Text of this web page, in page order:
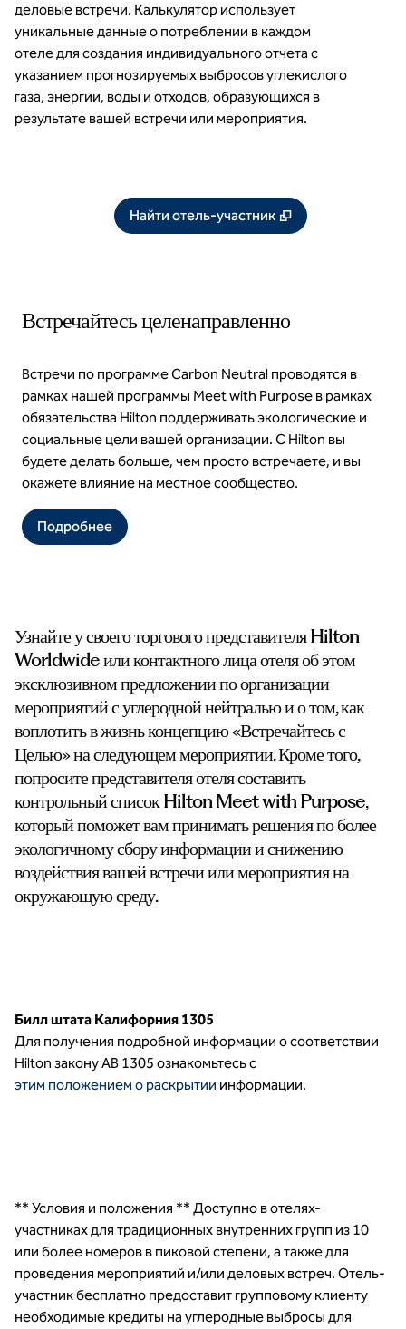
деловые встречи. Калькулятор использует
уникальные данные о потреблении в каждом
отеле для создания индивидуального отчета с
указанием прогнозируемых выбросов углекислого
газа, энергии, воды и отходов, образующихся в
результате вашей встречи или мероприятия.
Найти отель-участник , Открывается в
Встречайтесь целенаправленно
Встречи по программе Carbon Neutral проводятся в
рамках нашей программы Meet with Purpose в рамках
обязательства Hilton поддерживать экологические и
социальные цели вашей организации. С Hilton вы
будете делать больше, чем просто встречаете, и вы
окажете влияние на местное сообщество.
Подробнее
Узнайте у своего торгового представителя Hilton
Worldwide или контактного лица отеля об этом
эксклюзивном предложении по организации
мероприятий с углеродной нейтралью и о том, как
воплотить в жизнь концепцию «Встречайтесь с
Целью» на следующем мероприятии. Кроме того,
попросите представителя отеля составить
контрольный список Hilton Meet with Purpose,
который поможет вам принимать решения по более
экологичному сбору информации и снижению
воздействия вашей встречи или мероприятия на
окружающую среду.
Билл штата Калифорния 1305
Для получения подробной информации о соответствии
Hilton закону AB 1305 ознакомьтесь с
этим положением о раскрытии информации.
** Условия и положения ** Доступно в отелях-
участниках для традиционных внутренних групп из 10
или более номеров в пиковой степени, а также для
проведения мероприятий и/или деловых встреч. Отель-
участник бесплатно предоставит групповому клиенту
необходимые кредиты на углеродные выбросы для